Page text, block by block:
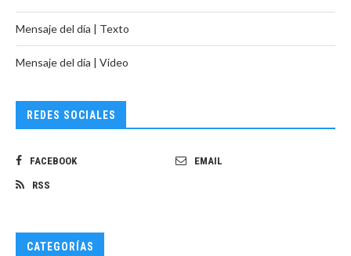
Mensaje del día | Texto
Mensaje del día | Video
REDES SOCIALES
FACEBOOK EMAIL
RSS
CATEGORÍAS